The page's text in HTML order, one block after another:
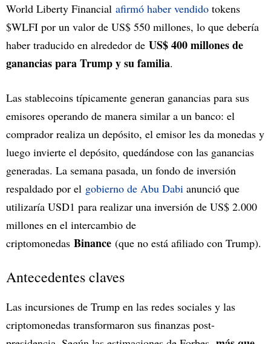
World Liberty Financial afirmó haber vendido tokens
$WLFI por un valor de US$ 550 millones, lo que debería
haber traducido en alrededor de US$ 400 millones de
ganancias para Trump y su familia.
Las stablecoins típicamente generan ganancias para sus
emisores operando de manera similar a un banco: el
comprador realiza un depósito, el emisor les da monedas y
luego invierte el depósito, quedándose con las ganancias
generadas. La semana pasada, un fondo de inversión
respaldado por el gobierno de Abu Dabi anunció que
utilizaría USD1 para realizar una inversión de US$ 2.000
millones en el intercambio de
criptomonedas Binance (que no está afiliado con Trump).
Antecedentes claves
Las incursiones de Trump en las redes sociales y las
criptomonedas transformaron sus finanzas post-